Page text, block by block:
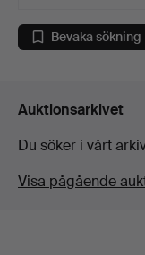
Bevaka sökning
Auktionsarkivet
Du söker i vårt
Visa pågående